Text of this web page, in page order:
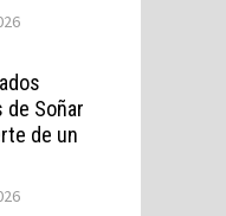
de Soñar
de un